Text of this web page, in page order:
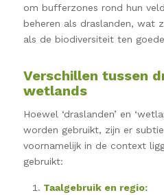
om bufferzones rond hun
beheren als draslanden, wat
als de biodiversiteit ten
Verschillen tussen
wetlands
Hoewel ‘draslanden’ en
worden gebruikt, zijn er
voornamelijk in de context
gebruikt:
Taalgebruik en regio: